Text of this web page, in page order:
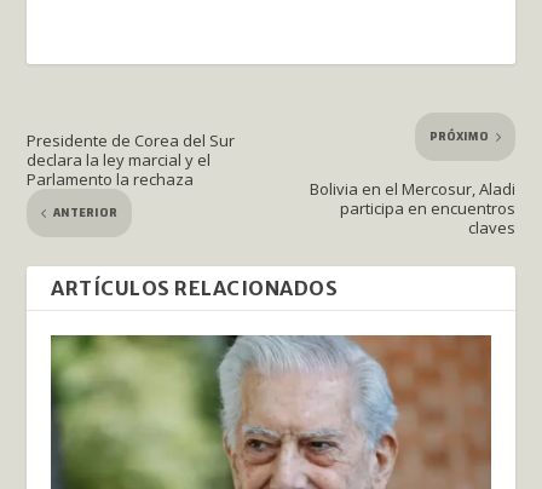
Presidente de Corea del Sur
declara la ley marcial y el
Parlamento la rechaza
ANTERIOR
PRÓXIMO
Bolivia en el Mercosur, Aladi
participa en encuentros
claves
ARTÍCULOS RELACIONADOS